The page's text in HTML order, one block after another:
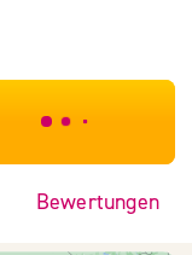
***************
Bewertungen